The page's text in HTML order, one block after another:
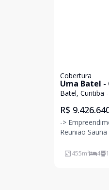
Cobertura
Uma Batel -
CURITIBA
Batel, Curitiba
R$
-> Empreendimento Academia
Reunião Sauna Salão de festas Solarium Guarita de
mobiliado Medidores de água, luz e gás individuais
455m² 4 1